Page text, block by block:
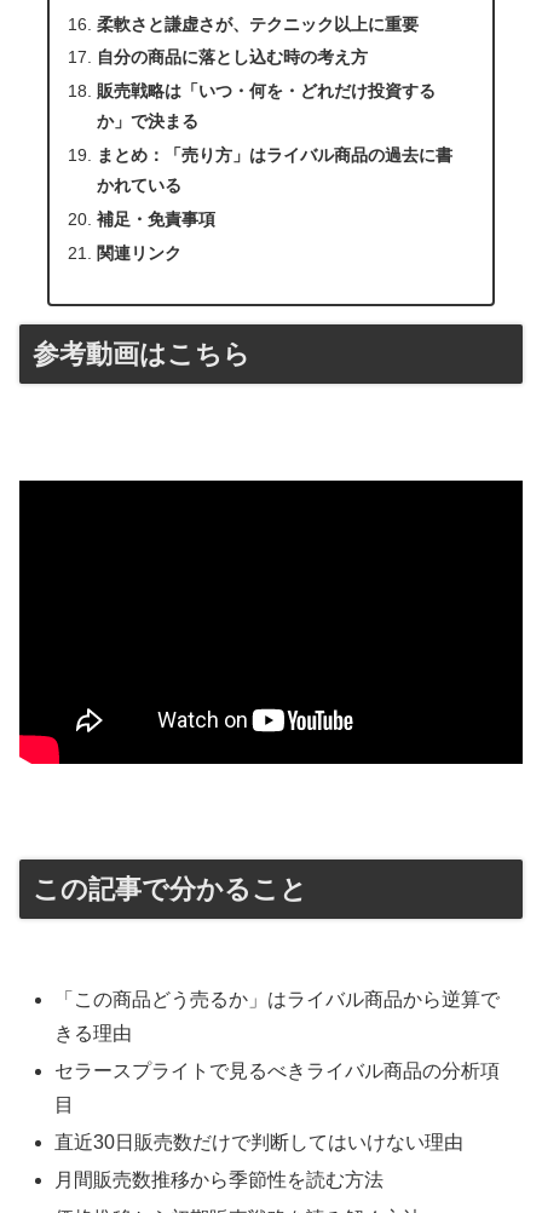
柔軟さと謙虚さが、テクニック以上に重要
自分の商品に落とし込む時の考え方
販売戦略は「いつ・何を・どれだけ投資する
か」で決まる
まとめ：「売り方」はライバル商品の過去に書
かれている
補足・免責事項
関連リンク
参考動画はこちら
この記事で分かること
「この商品どう売るか」はライバル商品から逆算で
きる理由
セラースプライトで見るべきライバル商品の分析項
目
直近30日販売数だけで判断してはいけない理由
月間販売数推移から季節性を読む方法